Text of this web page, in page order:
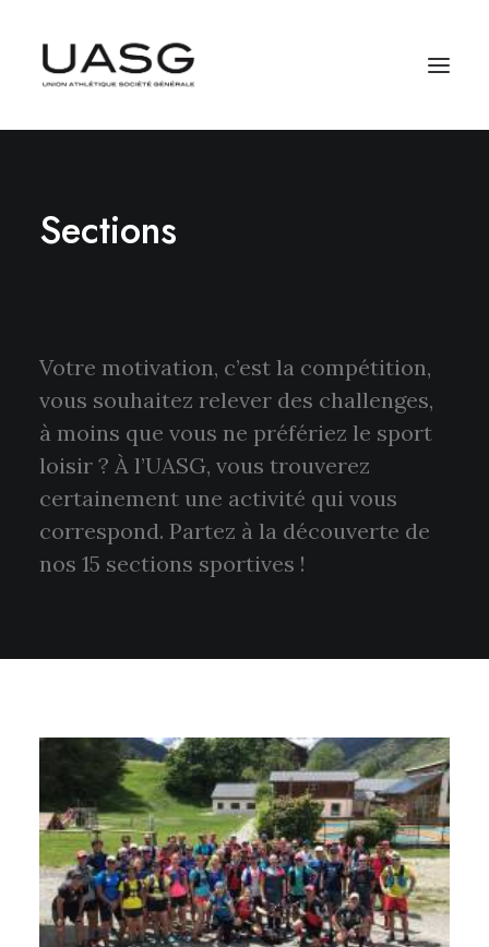
Sections
Votre motivation, c’est la compétition,
vous souhaitez relever des challenges,
à moins que vous ne préfériez le sport
loisir ? À l’UASG, vous trouverez
certainement une activité qui vous
correspond. Partez à la découverte de
nos 15 sections sportives !